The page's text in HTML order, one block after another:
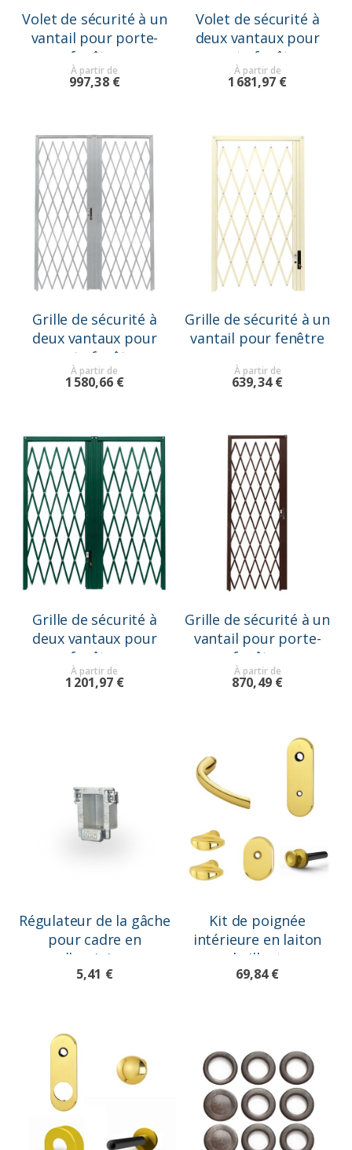
Volet de sécurité à un
vantail pour porte-
fenêtre
À partir de
997,38 €
Volet de sécurité à
deux vantaux pour
porte-fenêtre
À partir de
1 681,97 €
Grille de sécurité à
deux vantaux pour
porte-fenêtre
À partir de
1 580,66 €
Grille de sécurité à un
vantail pour fenêtre
À partir de
639,34 €
Grille de sécurité à
deux vantaux pour
fenêtre
À partir de
1 201,97 €
Grille de sécurité à un
vantail pour porte-
fenêtre
À partir de
870,49 €
Régulateur de la gâche
pour cadre en
alluminium
5,41 €
Kit de poignée
intérieure en laiton
brillant
69,84 €